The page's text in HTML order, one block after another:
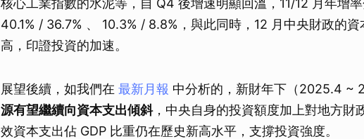
40.1% / 36.7% 、 10.3% / 8.8%，與此同時，12 月中央財政的
高，印證投資的加速。
展望後續，如我們在 最新月報 中分析的，新財年下（2025.4 ~
源有望繼續向資本支出傾斜，中央自身的投資額度加上對地方財
效資本支出佔 GDP 比重仍在歷史新高水平，支撐投資強度。